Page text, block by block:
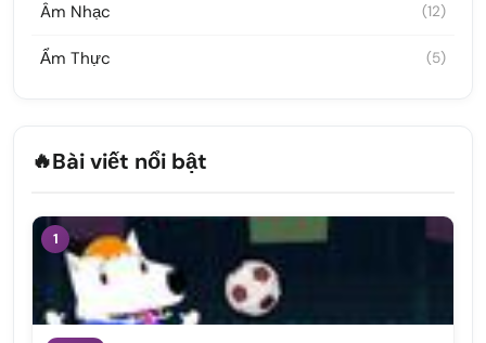
Âm Nhạc (12)
Ẩm Thực (5)
🔥Bài viết nổi bật
1